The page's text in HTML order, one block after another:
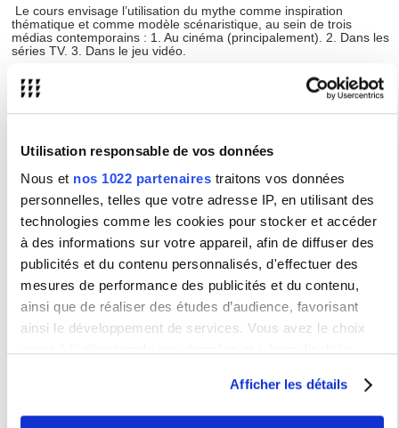
Utilisation responsable de vos données
Nous et nos 1022 partenaires traitons vos données
personnelles, telles que votre adresse IP, en utilisant des
technologies comme les cookies pour stocker et accéder
à des informations sur votre appareil, afin de diffuser des
publicités et du contenu personnalisés, d'effectuer des
mesures de performance des publicités et du contenu,
ainsi que de réaliser des études d’audience, favorisant
ainsi le développement de services. Vous avez le choix
moment en consultant la Déclaration relative aux cookies
ou en cliquant sur l'icône de confidentialité.
Afficher les détails
Le cours envisage l’utilisation du mythe comme inspiration
thématique et comme modèle scénaristique, au sein de trois
médias contemporains : 1. Au cinéma (principalement). 2. Dans les
séries TV. 3. Dans le jeu vidéo.
La mythologie livre des thèmes, récits et personnages à la très libre
adaptation des scénaristes. Elle offre aussi, par sa plasticité
narrative, des modèles de composition (ex. écoles scénaristiques
américaines se réclamant des mythes héroïques pour construire
non-linéaires). Ces écritures contemporaines renouent
paradoxalement avec certains aspects du mythe antique (public
Programme. 1. Transpositions : Raconter un mythe (aventure,
esthétiques) ; Hommages et parodies. 2. Le mythe comme modèle
scénaristique : Rappels théoriques, mythes initiatiques ; Le
monomythe et le voyage du héros. 3. Frontières du mythe :
Religion, conte ; « Mythes » modernes. 4. Séries. Jeux.